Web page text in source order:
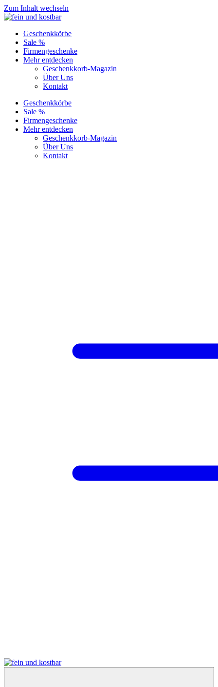
Zum Inhalt wechseln
Geschenkkörbe
Sale %
Firmengeschenke
Mehr entdecken
Geschenkkorb-Magazin
Über Uns
Kontakt
Geschenkkörbe
Sale %
Firmengeschenke
Mehr entdecken
Geschenkkorb-Magazin
Über Uns
Kontakt